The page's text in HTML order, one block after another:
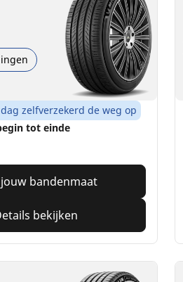
dag zelfverzekerd de weg op
tot einde
bandenmaat
bekijken